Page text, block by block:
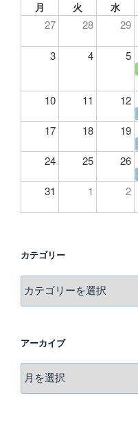
月 火 水
27 28 29
3 4 5
10 11 12
17 18 19
24 25 26
31 1 2
カテゴリー
テ
ー
アーカイブ
ー